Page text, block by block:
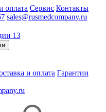
оплата Сервис Контакты
sales@rusmedcompany.ru
13
и оплата Гарантии